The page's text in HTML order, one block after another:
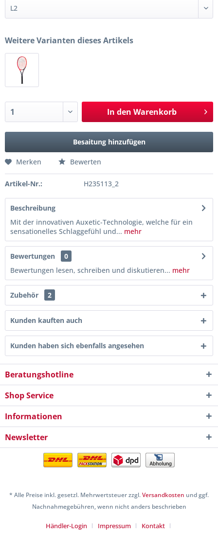
Weitere Varianten dieses Artikels
In den Warenkorb
Besaitung hinzufügen
Merken Bewerten
Artikel-Nr.: H235113_2
Beschreibung
Mit der innovativen Auxetic-Technologie, welche für ein
sensationelles Schlaggefühl und... mehr
Bewertungen
0
Bewertungen lesen, schreiben und diskutieren... mehr
Zubehör 2
Kunden kauften auch
Kunden haben sich ebenfalls angesehen
Beratungshotline
Shop Service
Informationen
Newsletter
* Alle Preise inkl. gesetzl. Mehrwertsteuer zzgl.Versandkosten und ggf.
Nachnahmegebühren, wenn nicht anders beschrieben
Händler-Login Impressum Kontakt